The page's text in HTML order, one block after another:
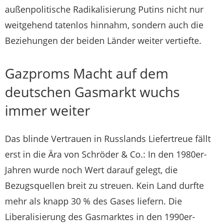
außenpolitische Radikalisierung Putins nicht nur
weitgehend tatenlos hinnahm, sondern auch die
Beziehungen der beiden Länder weiter vertiefte.
Gazproms Macht auf dem
deutschen Gasmarkt wuchs
immer weiter
Das blinde Vertrauen in Russlands Liefertreue fällt
erst in die Ära von Schröder & Co.: In den 1980er-
Jahren wurde noch Wert darauf gelegt, die
Bezugsquellen breit zu streuen. Kein Land durfte
mehr als knapp 30 % des Gases liefern. Die
Liberalisierung des Gasmarktes in den 1990er-